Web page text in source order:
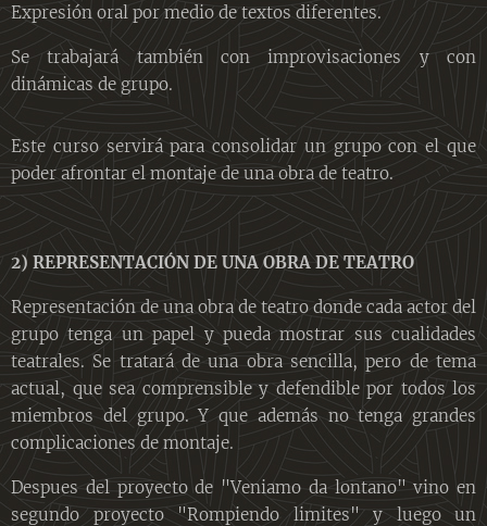
Expresión oral por medio de textos diferentes.
Se trabajará también con improvisaciones y con
dinámicas de grupo.
Este curso servirá para consolidar un grupo con el que
poder afrontar el montaje de una obra de teatro.
2) REPRESENTACIÓN DE UNA OBRA DE TEATRO
Representación de una obra de teatro donde cada actor del
grupo tenga un papel y pueda mostrar sus cualidades
teatrales. Se tratará de una obra sencilla, pero de tema
actual, que sea comprensible y defendible por todos los
miembros del grupo. Y que además no tenga grandes
complicaciones de montaje.
Despues del proyecto de "Veniamo da lontano" vino en
segundo proyecto "Rompiendo limites" y luego un